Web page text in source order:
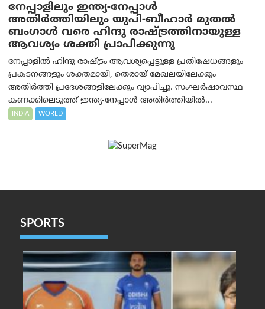
നേപ്പാളിലും ഇന്ത്യ-നേപ്പാൾ
അതിർത്തിയിലും യുപി-ബീഹാർ മുതൽ
ബംഗാൾ വരെ ഹിന്ദു രാഷ്ട്രത്തിനായുള്ള
ആവശ്യം ശക്തി പ്രാപിക്കുന്നു
നേപ്പാളിൽ ഹിന്ദു രാഷ്ട്രം ആവശ്യപ്പെട്ടുള്ള പ്രതിഷേധങ്ങളും
പ്രകടനങ്ങളും ശക്തമായി, തെരായ് മേഖലയിലേക്കും
അതിർത്തി പ്രദേശങ്ങളിലേക്കും വ്യാപിച്ചു. സംഘർഷാവസ്ഥ
കണക്കിലെടുത്ത് ഇന്ത്യ-നേപ്പാൾ അതിർത്തിയിൽ...
INDIA WORLD
SPORTS